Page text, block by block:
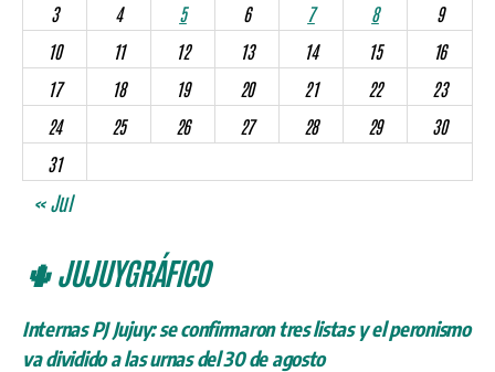
3
4 5 6 7 8
9
10
11 12 13 14 15
16
17
18 19 20 21 22
23
24
25 26 27 28 29
30
31
« Jul
🌵 JUJUYGRÁFICO
Internas PJ Jujuy: se confirmaron tres listas y el peronismo
va dividido a las urnas del 30 de agosto